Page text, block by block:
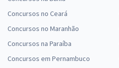
Concursos no Ceará
Concursos no Maranhão
Concursos na Paraíba
Concursos em Pernambuco